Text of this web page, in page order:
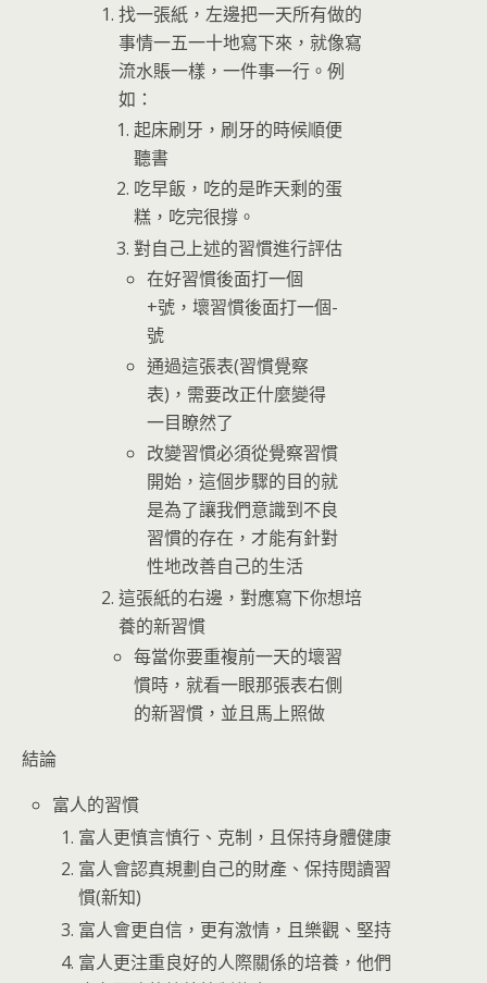
找一張紙，左邊把一天所有做的
事情一五一十地寫下來，就像寫
流水賬一樣，一件事一行。例
如：
起床刷牙，刷牙的時候順便
聽書
吃早飯，吃的是昨天剩的蛋
糕，吃完很撐。
對自己上述的習慣進行評估
在好習慣後面打一個
+號，壞習慣後面打一個-
號
通過這張表(習慣覺察
表)，需要改正什麼變得
一目瞭然了
改變習慣必須從覺察習慣
開始，這個步驟的目的就
是為了讓我們意識到不良
習慣的存在，才能有針對
性地改善自己的生活
這張紙的右邊，對應寫下你想培
養的新習慣
每當你要重複前一天的壞習
慣時，就看一眼那張表右側
的新習慣，並且馬上照做
結論
富人的習慣
富人更慎言慎行、克制，且保持身體健康
富人會認真規劃自己的財產、保持閱讀習
慣(新知)
富人會更自信，更有激情，且樂觀、堅持
富人更注重良好的人際關係的培養，他們